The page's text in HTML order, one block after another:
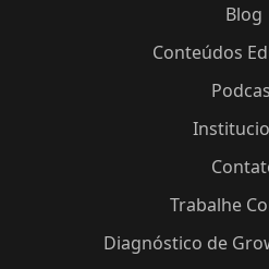
Blog
Conteúdos
Trabalhe
Diagnóstico de